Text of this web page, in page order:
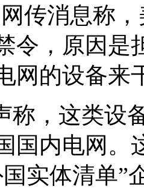
传消息称
令，原因是
网的设备来
称，这类设
国内电网。
国实体清单”